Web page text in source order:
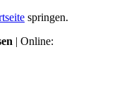
springen.
| Online: